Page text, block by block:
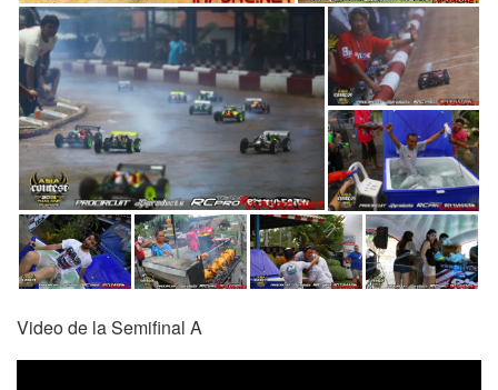
Video de la Semifinal A